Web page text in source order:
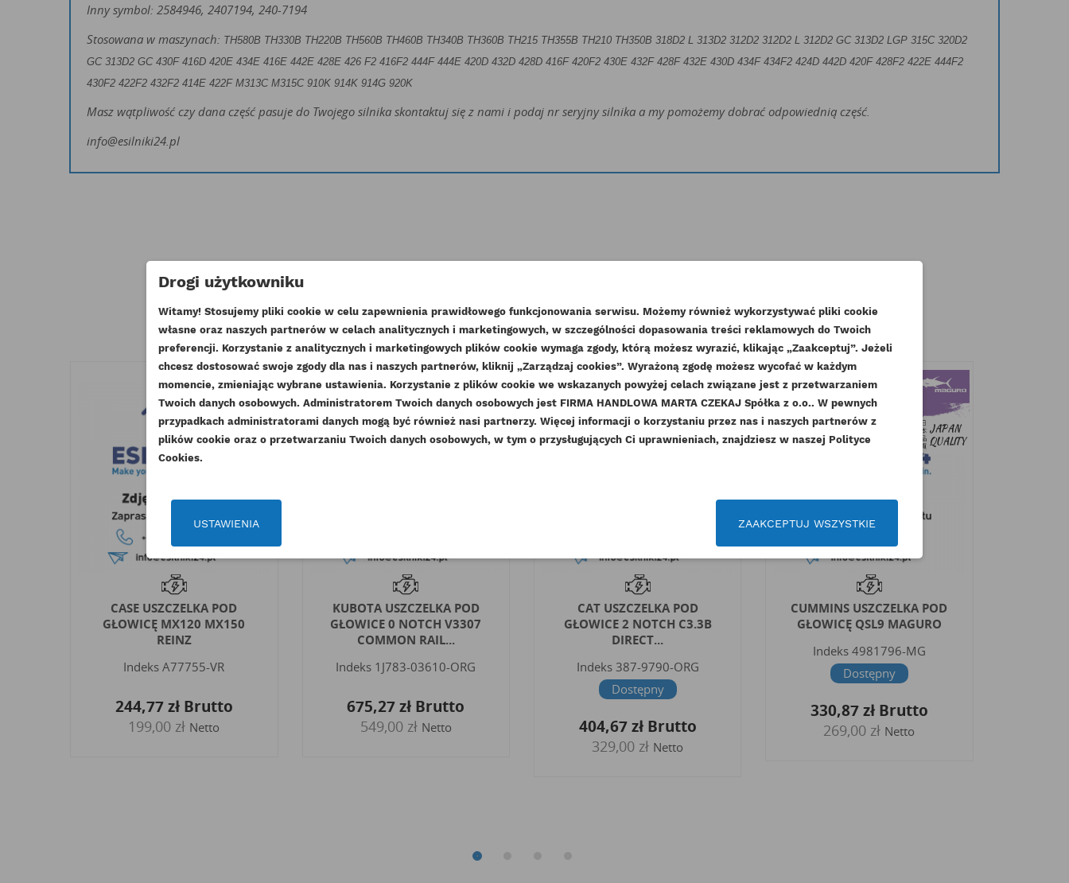
DODAJ DO LISTY ŻYCZEŃ
UTWÓRZ LISTĘ ŻYCZEŃ
NAZWA LISTY ŻYCZEŃ
ZALOGUJ SIĘ
Musisz być zalogowany by zapisać produkty na swojej liście życzeń.
Inny symbol: 2584946, 2407194, 240-7194
Stosowana w maszynach: TH580B TH330B TH220B TH560B TH460B TH340B TH360B TH215 TH355B TH210 TH350B 318D2 L 313D2 312D2 312D2 L 312D2 GC 313D2 LGP 315C 320D2
GC 313D2 GC 430F 416D 420E 434E 416E 442E 428E 426 F2 416F2 444F 444E 420D 432D 428D 416F 420F2 430E 432F 428F 432E 430D 434F 434F2 424D 442D 420F 428F2 422E 444F2
430F2 422F2 432F2 414E 422F M313C M315C 910K 914K 914G 920K
Masz wątpliwość czy dana część pasuje do Twojego silnika skontaktuj się z nami i podaj nr seryjny silnika a my pomożemy dobrać odpowiednią część.
info@esilniki24.pl
Pozostałe produkty w tej kategorii:
KUBOTA USZCZELKA POD
GŁOWICE 0 NOTCH V3307
COMMON RAIL...
Indeks 1J783-03610-ORG
675,27 złBrutto
549,00 zł Netto
CAT USZCZELKA POD
GŁOWICE 2 NOTCH C3.3B
DIRECT...
Indeks 387-9790-ORG
404,67 złBrutto
CUMMINS USZCZELKA POD
GŁOWICĘ QSL9 MAGURO
Dostępny
269,00 złNetto
PERKINS USZCZELKA POD
GŁOWICĘ PJ PK ORYGINAŁ
Indeks 3681E052-ORG
Dostępny
675,27 złBrutto
549,00 zł Netto
Drogi użytkowniku
Witamy! Stosujemy pliki cookie w celu zapewnienia prawidłowego funkcjonowania serwisu. Możemy również wykorzystywać pliki cookie
własne oraz naszych partnerów w celach analitycznych i marketingowych, w szczególności dopasowania treści reklamowych do Twoich
preferencji. Korzystanie z analitycznych i marketingowych plików cookie wymaga zgody, którą możesz wyrazić, klikając „Zaakceptuj”. Jeżeli
chcesz dostosować swoje zgody dla nas i naszych partnerów, kliknij „Zarządzaj cookies”. Wyrażoną zgodę możesz wycofać w każdym
momencie, zmieniając wybrane ustawienia. Korzystanie z plików cookie we wskazanych powyżej celach związane jest z przetwarzaniem
Twoich danych osobowych. Administratorem Twoich danych osobowych jest FIRMA HANDLOWA MARTA CZEKAJ Spółka z o.o.. W pewnych
przypadkach administratorami danych mogą być również nasi partnerzy. Więcej informacji o korzystaniu przez nas i naszych partnerów z
plików cookie oraz o przetwarzaniu Twoich danych osobowych, w tym o przysługujących Ci uprawnieniach, znajdziesz w naszej Polityce
Cookies.
USTAWIENIA ZAAKCEPTUJ WSZYSTKIE